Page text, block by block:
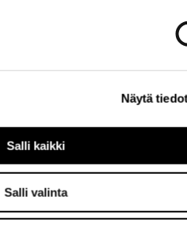
Näytä
Salli kaikki
Salli valinta